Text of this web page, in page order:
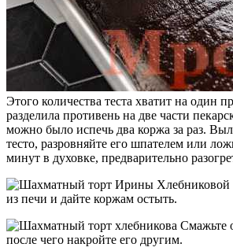
Этого количества теста хватит на один
разделила противень на две части
можно было испечь два коржа за раз.
тесто, разровняйте его шпателем или
минут в духовке, предварительно
из печи и дайте коржам остыть.
Смажьте
после чего накройте его другим.